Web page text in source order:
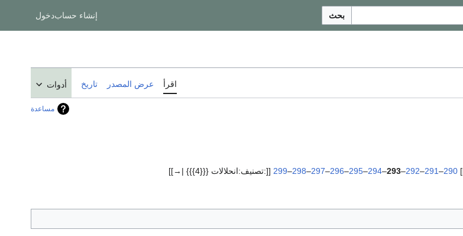
بحث إنشاء حسابدخول
اقرأ عرض المصدر تاريخ أدوات
مساعدة
290
–
291
–
292
–
293
–
294
–
295
–
296
–
297
–
298
–
299 [[:تصنيف:انحلالات {{{4}}} |→]]